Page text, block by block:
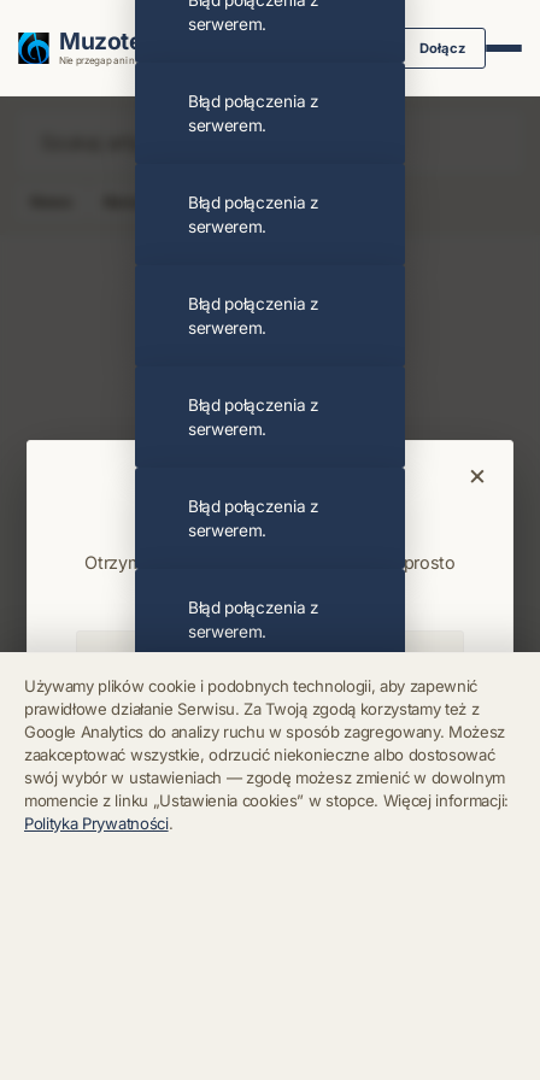
Muzoteka.pl
Nie przegap ani nuty dzięki powiadomieniom
Dołącz
Klip Album
Najnowsze wiadomości i koncerty
Używamy plików cookie i podobnych technologii, aby zapewnić
prawidłowe działanie Serwisu. Za Twoją zgodą korzystamy też z
Google Analytics do analizy ruchu w sposób zagregowany. Możesz
zaakceptować wszystkie, odrzucić niekonieczne albo dostosować
swój wybór w ustawieniach — zgodę możesz zmienić w dowolnym
momencie z linku „Ustawienia cookies” w stopce. Więcej informacji:
Polityka Prywatności.
×
Bądź na bieżąco
Otrzymuj info o koncertach i premierach prosto
Zapisz się
Chcę się wypisać z newslettera
serwerem.
Błąd połączenia z
serwerem.
Błąd połączenia z
serwerem.
Błąd połączenia z
serwerem.
Błąd połączenia z
serwerem.
Błąd połączenia z
serwerem.
Błąd połączenia z
serwerem.
Błąd połączenia z
serwerem.
Błąd połączenia z